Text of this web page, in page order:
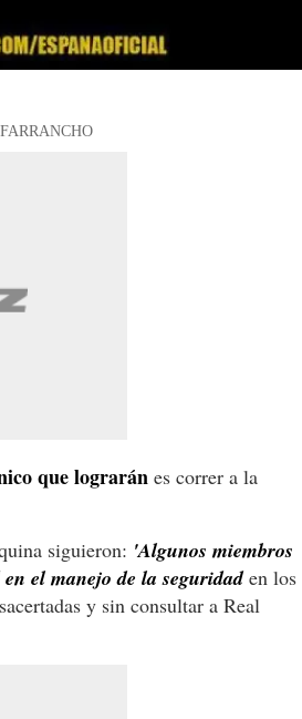
que lograrán es correr a la
siguieron: 'Algunos miembros
el manejo de la seguridaden los
y sin consultar a Real